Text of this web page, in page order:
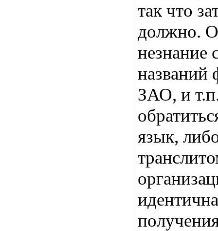
так что
должно.
незнание
ЗАО, и
язык,